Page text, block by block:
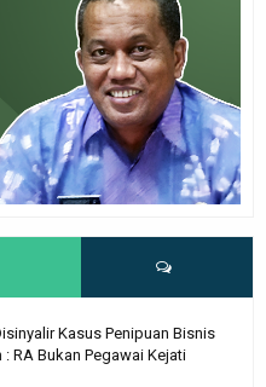
Kasus Penipuan Bisnis
: RA Bukan Pegawai Kejati